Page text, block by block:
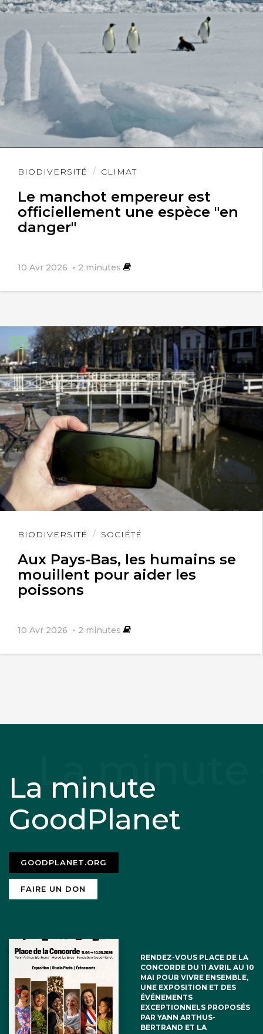
Allier , la Loire mais aujourd’hui on peut
les compter , quelle désolation .
BIODIVERSITÉ CLIMAT
Le manchot empereur est
officiellement une espèce "en
danger"
10 Avr 2026 2 minutes
Lire
BIODIVERSITÉ SOCIÉTÉ
Aux Pays-Bas, les humains se
mouillent pour aider les
poissons
10 Avr 2026 2 minutes
Lire
La minute
GoodPlanet
GOODPLANET.ORG
FAIRE UN DON
RENDEZ-VOUS PLACE DE LA
CONCORDE DU 11 AVRIL AU 10
MAI POUR VIVRE ENSEMBLE,
UNE EXPOSITION ET DES
ÉVÉNEMENTS
EXCEPTIONNELS PROPOSÉS
PAR YANN ARTHUS-
BERTRAND ET LA